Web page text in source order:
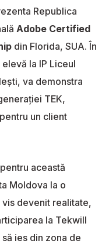
Republica
Adobe Certified
din Florida, SUA. În
elevă la IP Liceul
va demonstra
TEK,
un client
această
Moldova la o
devenit realitate,
la Tekwill
ies din zona de